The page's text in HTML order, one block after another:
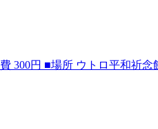
300円 ■場所 ウトロ平和祈